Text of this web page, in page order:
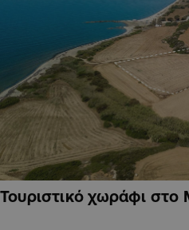
Τουριστικό χωράφι